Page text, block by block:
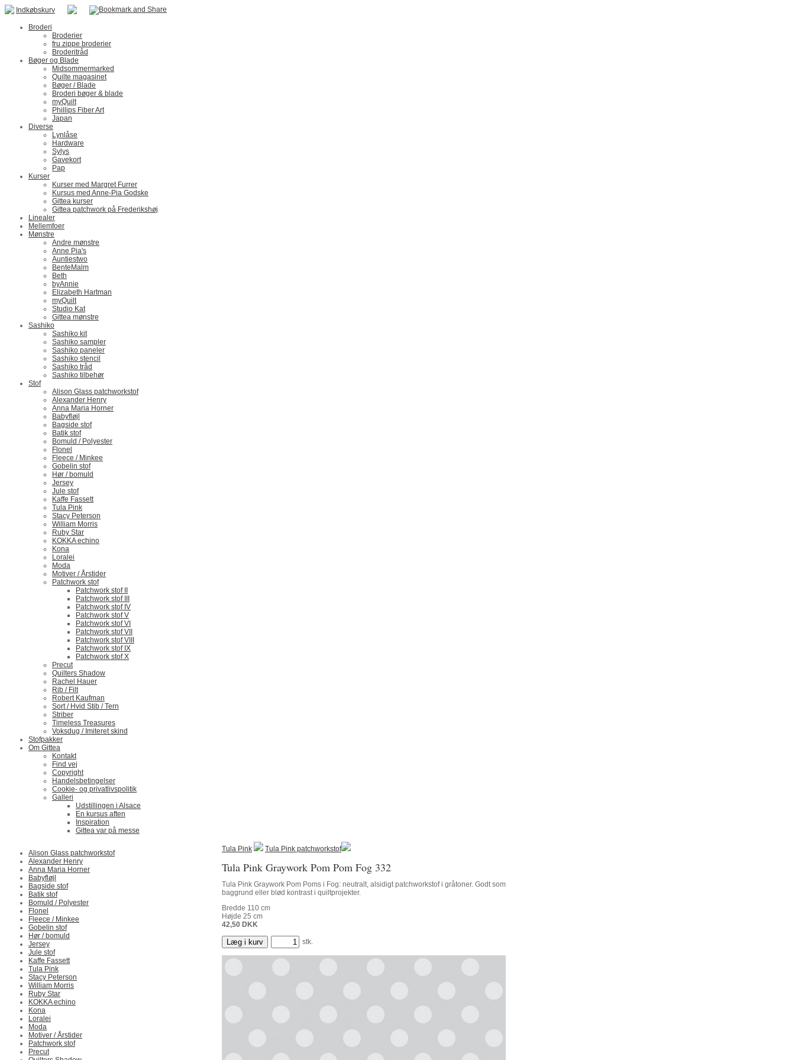
Indkøbskurv
Broderi
Broderier
fru zippe broderier
Broderitråd
Bøger og Blade
Midsommermarked
Quilte magasinet
Bøger / Blade
Broderi bøger & blade
myQuilt
Phillips Fiber Art
Japan
Diverse
Lynlåse
Hardware
Sylys
Gavekort
Pap
Kurser
Kurser med Margret Furrer
Kursus med Anne-Pia Godske
Gittea kurser
Gittea patchwork på Frederikshøj
Linealer
Mellemfoer
Mønstre
Andre mønstre
Anne Pia's
Auntiestwo
BenteMalm
Beth
byAnnie
Elizabeth Hartman
myQuilt
Studio Kat
Gittea mønstre
Sashiko
Sashiko kit
Sashiko sampler
Sashiko paneler
Sashiko stencil
Sashiko tråd
Sashiko tilbehør
Stof
Alison Glass patchworkstof
Alexander Henry
Anna Maria Horner
Babyfløjl
Bagside stof
Batik stof
Bomuld / Polyester
Flonel
Fleece / Minkee
Gobelin stof
Hør / bomuld
Jersey
Jule stof
Kaffe Fassett
Tula Pink
Stacy Peterson
William Morris
Ruby Star
KOKKA echino
Kona
Loralei
Moda
Motiver / Årstider
Patchwork stof
Patchwork stof II
Patchwork stof III
Patchwork stof IV
Patchwork stof V
Patchwork stof VI
Patchwork stof VII
Patchwork stof VIII
Patchwork stof IX
Patchwork stof X
Precut
Quilters Shadow
Rachel Hauer
Rib / Filt
Robert Kaufman
Sort / Hvid Stib / Tern
Striber
Timeless Treasures
Voksdug / Imiteret skind
Stofpakker
Om Gittea
Kontakt
Find vej
Copyright
Handelsbetingelser
Cookie- og privatlivspolitik
Galleri
Udstillingen i Alsace
En kursus aften
Inspiration
Gittea var på messe
Alison Glass patchworkstof
Alexander Henry
Anna Maria Horner
Babyfløjl
Bagside stof
Batik stof
Bomuld / Polyester
Flonel
Fleece / Minkee
Gobelin stof
Hør / bomuld
Jersey
Jule stof
Kaffe Fassett
Tula Pink
Stacy Peterson
William Morris
Ruby Star
KOKKA echino
Kona
Loralei
Moda
Motiver / Årstider
Patchwork stof
Precut
Tula Pink Tula Pink patchworkstof
Tula Pink Graywork Pom Pom Fog 332
Tula Pink Graywork Pom Poms i Fog: neutralt, alsidigt patchworkstof i gråtoner. Godt som
baggrund eller blød kontrast i quiltprojekter.
Bredde 110 cm
Højde 25 cm
42,50 DKK
Læg i kurv stk.